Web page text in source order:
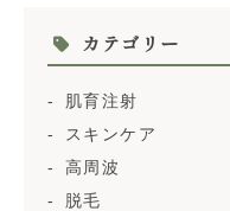
カテゴリー
肌育注射
スキンケア
高周波
脱毛